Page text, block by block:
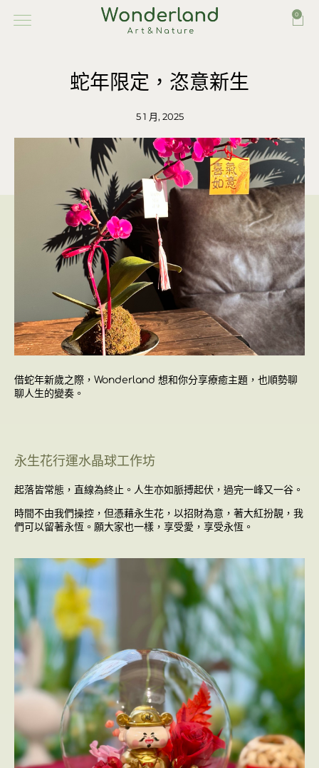
0
蛇年限定，恣意新生
5 1 月, 2025
借蛇年新歲之際， Wonderland 想和你分享療癒主題，也順勢聊
聊人生的變奏。
永生花行運水晶球工作坊
起落皆常態，直線為終止。人生亦如脈搏起伏，過完一峰又一谷。
時間不由我們操控，但憑藉永生花，以招財為意，著大紅扮靚，我
們可以留著永恆。願大家也一樣，享受愛，享受永恆。